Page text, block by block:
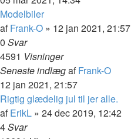
Modelbiler
afFrank-O » 12 jan 2021, 21:57
0 Svar
4591 Visninger
Seneste indlægafFrank-O
12 jan 2021, 21:57
Rigtig glædelig jul til jer alle.
afErikL » 24 dec 2019, 12:42
4Svar